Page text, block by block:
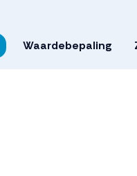
Waardebepaling